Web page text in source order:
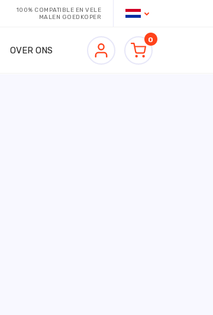
100% COMPATIBLE EN VELE
MALEN GOEDKOPER
OVER ONS
0